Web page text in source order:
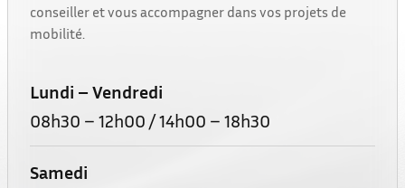
conseiller et vous accompagner dans vos projets de
mobilité.
Lundi – Vendredi
08h30 – 12h00 / 14h00 – 18h30
Samedi